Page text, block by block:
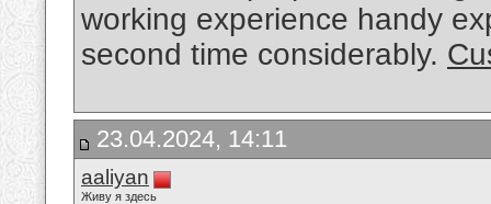
working experience handy
second time considerably.
23.04.2024, 14:11
aaliyan
Живу я здесь